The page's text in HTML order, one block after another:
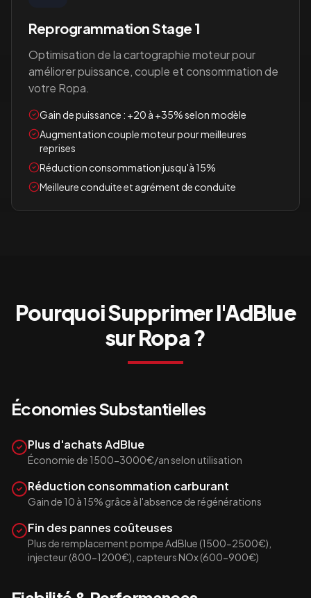
Reprogrammation Stage 1
Optimisation de la cartographie moteur pour
améliorer puissance, couple et consommation de
votre Ropa.
Gain de puissance : +20 à +35% selon modèle
Augmentation couple moteur pour meilleures
reprises
Réduction consommation jusqu'à 15%
Meilleure conduite et agrément de conduite
Pourquoi Supprimer l'AdBlue
surRopa?
Économies Substantielles
Plus d'achats AdBlue
Économie de 1500-3000€/an selon utilisation
Réduction consommation carburant
Gain de 10 à 15% grâce à l'absence de régénérations
Fin des pannes coûteuses
Plus de remplacement pompe AdBlue (1500-2500€),
injecteur (800-1200€), capteurs NOx (600-900€)